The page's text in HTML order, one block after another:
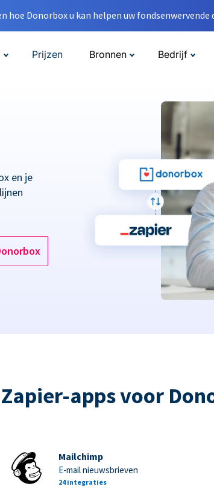
hoe Donorbox u kan helpen uw
Prijzen Bronnen Bedrijf
en je
apps voor
Mailchimp
E-mail nieuwsbrieven
24 integraties